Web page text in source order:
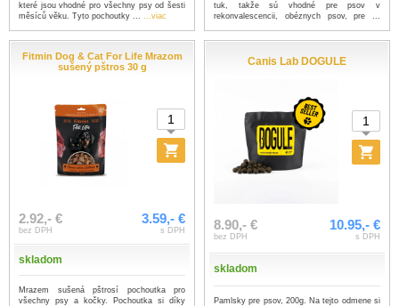
které jsou vhodné pro všechny psy od šesti
měsíců věku. Tyto pochoutky ... ...viac
tuk, takže sú vhodné pre psov v
rekonvalescencii, obéznych psov, pre ...
Fitmin Dog & Cat For Life Mrazom
sušený pštros 30 g
2.92,- €
bez DPH
3.59,- €
s DPH
skladom
Mrazem sušená pštrosí pochoutka pro
všechny psy a kočky. Pochoutka si díky
Canis Lab DOGULE
8.90,- €
bez DPH
10.95,- €
s DPH
skladom
Pamlsky pre psov, 200g. Na tejto odmene si